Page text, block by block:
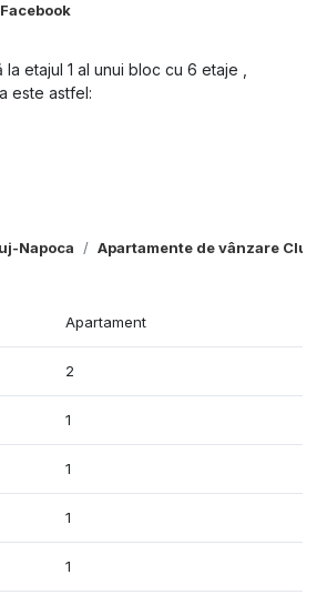
Napoca Apartamente de vânzare Cluj-
Facebook
etajul 1 al unui bloc cu 6 etaje ,
este astfel:
loc de luat masa
și certificat energetic care va fi predat
privește prețul sau informațiile
Apartament
2
1
1
1
1